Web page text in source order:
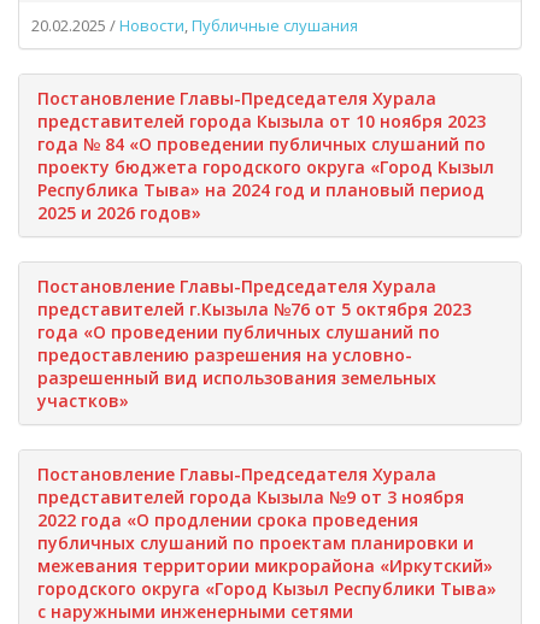
20.02.2025 /Новости,Публичные слушания
Постановление Главы-Председателя Хурала
представителей города Кызыла от 10 ноября 2023
года № 84 «О проведении публичных слушаний по
проекту бюджета городского округа «Город Кызыл
Республика Тыва» на 2024 год и плановый период
2025 и 2026 годов»
Постановление Главы-Председателя Хурала
представителей г.Кызыла №76 от 5 октября 2023
года «О проведении публичных слушаний по
предоставлению разрешения на условно-
разрешенный вид использования земельных
участков»
Постановление Главы-Председателя Хурала
представителей города Кызыла №9 от 3 ноября
2022 года «О продлении срока проведения
публичных слушаний по проектам планировки и
межевания территории микрорайона «Иркутский»
городского округа «Город Кызыл Республики Тыва»
с наружными инженерными сетями